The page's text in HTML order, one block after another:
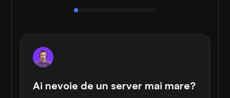
Ai nevoie de un server mai mare?